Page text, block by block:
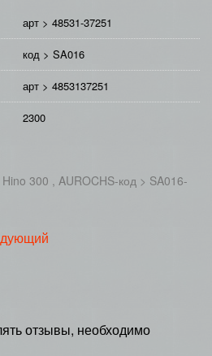
арт > 48531-37251
код > SA016
арт > 4853137251
2300
300 , AUROCHS-код > SA016-
отзывы, необходимо